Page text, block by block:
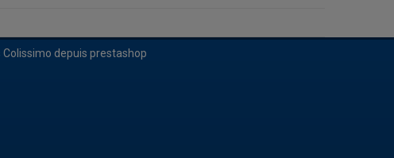
Colissimo depuis prestashop